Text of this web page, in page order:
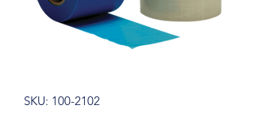
SKU: 100-2102